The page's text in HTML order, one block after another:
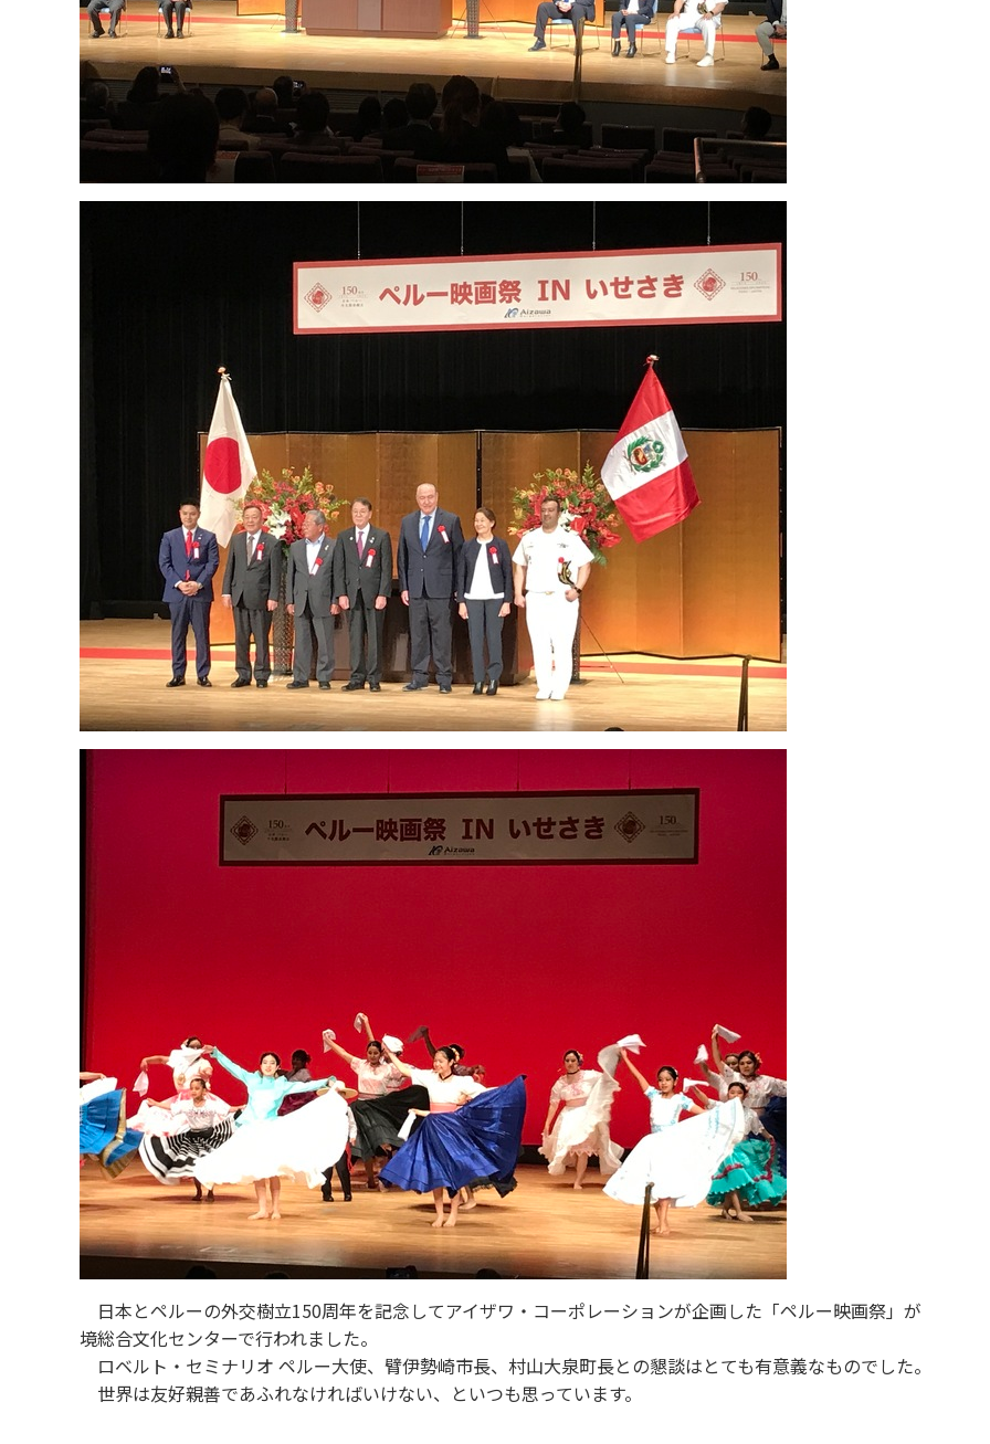
日本とペルーの外交樹立150周年を記念してアイザワ・コーポレーションが企画した「ペルー映画祭」が
境総合文化センターで行われました。
ロベルト・セミナリオ ペルー大使、臂伊勢崎市長、村山大泉町長との懇談はとても有意義なものでした。
世界は友好親善であふれなければいけない、といつも思っています。